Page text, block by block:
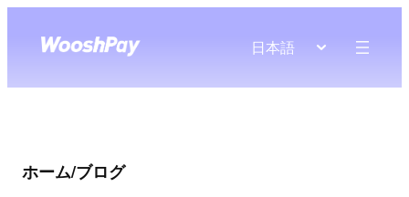
日本語
ホーム/ブログ